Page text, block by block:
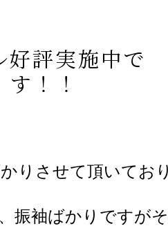
好評実施中で
す！！
りさせて頂いてお
振袖ばかりですが